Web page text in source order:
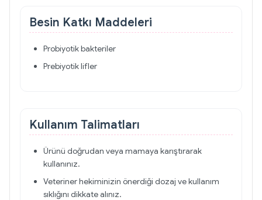
Besin Katkı Maddeleri
Probiyotik bakteriler
Prebiyotik lifler
Kullanım Talimatları
Ürünü doğrudan veya mamaya karıştırarak
kullanınız.
Veteriner hekiminizin önerdiği dozaj ve kullanım
sıklığını dikkate alınız.